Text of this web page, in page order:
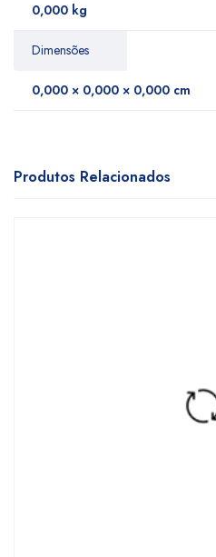
0,000 kg
Dimensões
0,000 × 0,000 × 0,000 cm
Produtos Relacionados